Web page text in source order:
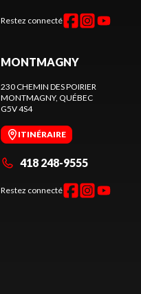
Restez connecté
MONTMAGNY
230 CHEMIN DES POIRIER
MONTMAGNY, QUÉBEC
G5V 4S4
ITINÉRAIRE
418 248-9555
Restez connecté